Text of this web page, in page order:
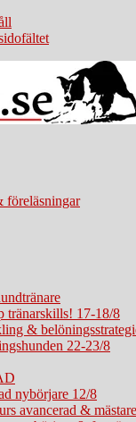
föreläsningar
tränarskills! 17-18/8
&
22-23/8
nybörjare 12/8
avancerad &